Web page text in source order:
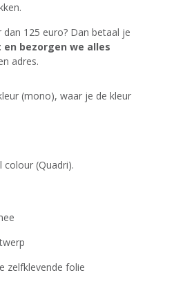
125 euro? Dan betaal je
bezorgen we alles
adres.
(mono), waar je de kleur
colour (Quadri).
zelfklevende folie